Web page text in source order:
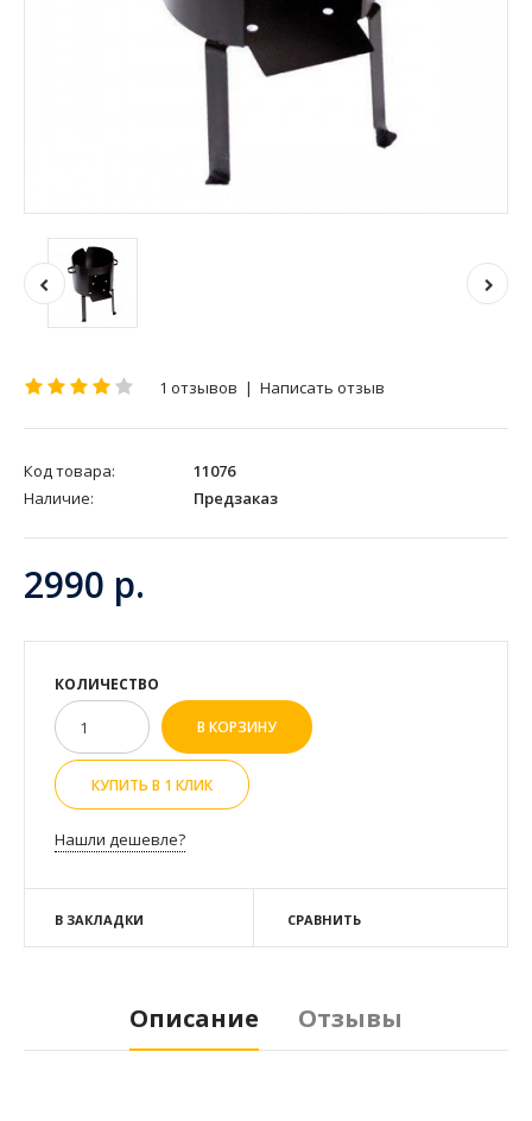
1 отзывов | Написать отзыв
Код товара:
11076
Наличие:
Предзаказ
2990 р.
КОЛИЧЕСТВО
КУПИТЬ В 1 КЛИК
Нашли дешевле?
В ЗАКЛАДКИ СРАВНИТЬ
Описание Отзывы